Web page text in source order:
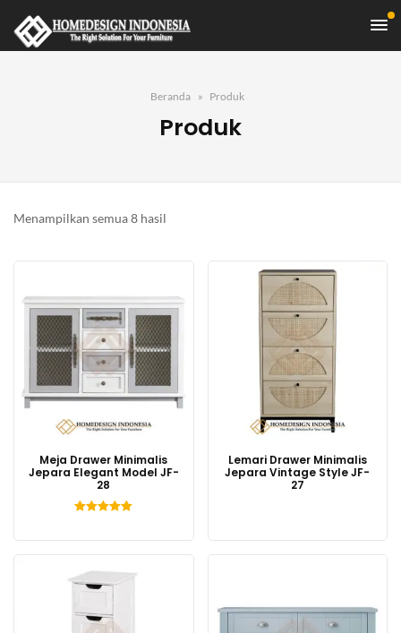
Beranda Produk
Produk
Menampilkan semua 8 hasil
yang
Meja Drawer Minimalis
Jepara Elegant Model JF-
28
dari 5
Lemari Drawer Minimalis
Jepara Vintage Style JF-
27